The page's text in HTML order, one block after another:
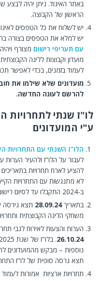
באתר האיגוד. ניתן יהיה לבצע
הראשון של הקבוצה.
יש לשלוח את כל הטפסים
יש למלא את הטפסים בצורה
עם תעריפי רישום מצורף
מועדון וקבוצות לליגה
לעמוד בזמנים, בכדי לאפשר
מועדונים שלא שילמו את
להרשם לעונה החדשה.
לו"ז שנתי לתחרויות
ע"י המועדונים
הלו"ז השנתי עם התחרויות
לעבור על הלו"ז ולהעיר הערות
להציע לארח תחרויות בתאריכים
לא מתנגשות עם התחרויות
ב-2024 התקבלו עד לסיום רישום המועדונים ב
בתאריך28.09.24 תצא גירסה
משחקי הליגה הקבוצתית
הערות והצעות לאירוח לגבי תחרויות ב-2025
26.10.24
נוספות – מבקש מהמועדונים
תצא גרסה סופית של לו"ז התחרויות
תחרויות ארציות אמורות